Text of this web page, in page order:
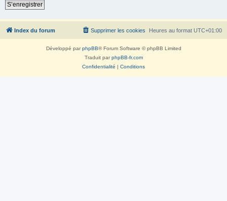
S’enregistrer
Index du forum Heures au format UTC+01:00
Supprimer les cookies
Développé parphpBB® Forum Software © phpBB Limited
Traduit parphpBB-fr.com
Confidentialité | Conditions